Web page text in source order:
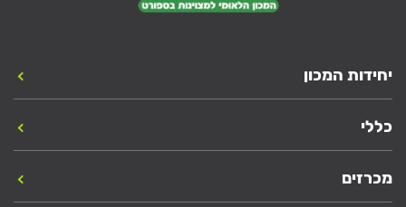
יחידות המכון
כללי
מכרזים